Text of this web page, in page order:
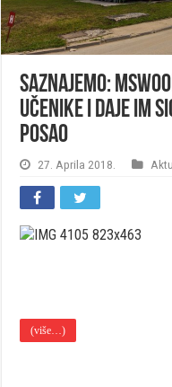
SAZNAJEMO:
učenike i daje im
posao
27. Aprila 2018.
(više…)